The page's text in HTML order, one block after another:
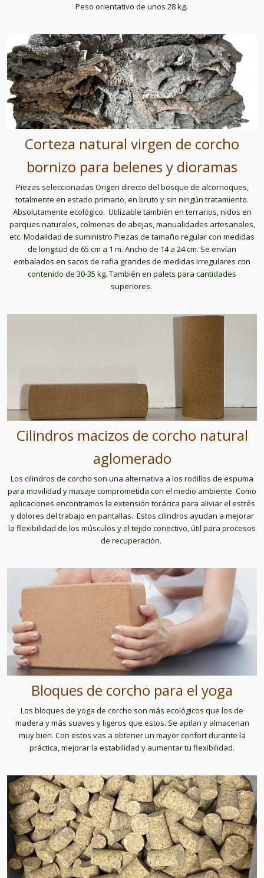
Peso orientativo de unos 28 kg.
Corteza natural virgen de corcho
bornizo para belenes y dioramas
Piezas seleccionadas Origen directo del bosque de alcornoques,
totalmente en estado primario, en bruto y sin ningún tratamiento.
Absolutamente ecológico. Utilizable también en terrarios, nidos en
parques naturales, colmenas de abejas, manualidades artesanales,
etc. Modalidad de suministro Piezas de tamaño regular con medidas
de longitud de 65 cm a 1 m. Ancho de 14 a 24 cm. Se envían
embalados en sacos de rafia grandes de medidas irregulares con
contenido de 30-35 kg. También en palets para cantidades
superiores.
Cilindros macizos de corcho natural
aglomerado
Los cilindros de corcho son una alternativa a los rodillos de espuma
para movilidad y masaje comprometida con el medio ambiente. Como
aplicaciones encontramos la extensión torácica para aliviar el estrés
y dolores del trabajo en pantallas. Estos cilindros ayudan a mejorar
la flexibilidad de los músculos y el tejido conectivo, útil para procesos
de recuperación.
Bloques de corcho para el yoga
Los bloques de yoga de corcho son más ecológicos que los de
madera y más suaves y ligeros que estos. Se apilan y almacenan
muy bien. Con estos vas a obtener un mayor confort durante la
práctica, mejorar la estabilidad y aumentar tu flexibilidad.